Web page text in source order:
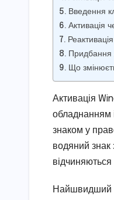
Введення
Активація
Придбання
Що
Активація
обладнанням
знаком у
водяний знак
Найшвидший